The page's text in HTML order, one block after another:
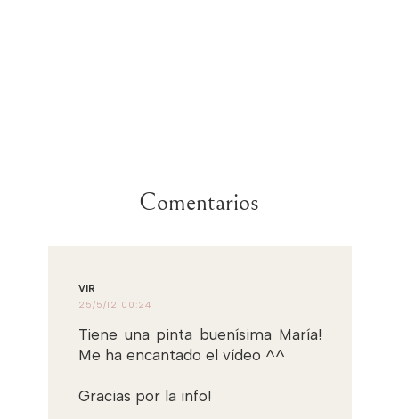
Comentarios
VIR
25/5/12 00:24
Tiene una pinta buenísima María!
Me ha encantado el vídeo ^^
Gracias por la info!